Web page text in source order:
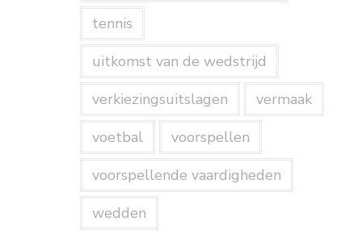
tennis
uitkomst van de wedstrijd
verkiezingsuitslagen
vermaak
voetbal
voorspellen
voorspellende vaardigheden
wedden